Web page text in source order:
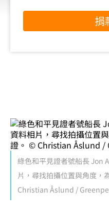
捐
綠色和平見證者號船長 Jon
片，尋找拍攝位置與角度，
Christian Åslund /